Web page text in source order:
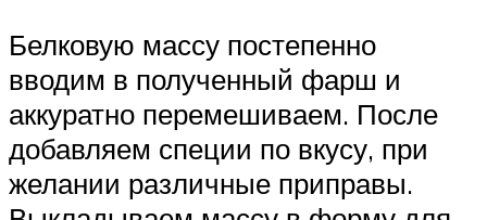
Белковую массу постепенно
вводим в полученный фарш и
аккуратно перемешиваем. После
добавляем специи по вкусу, при
желании различные приправы.